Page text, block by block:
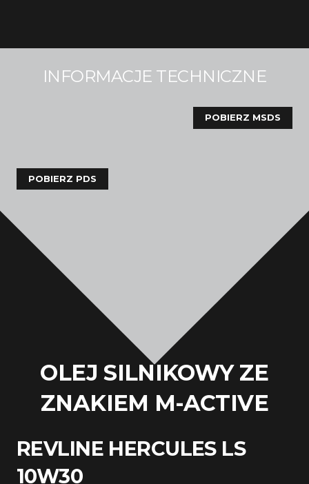
INFORMACJE TECHNICZNE
POBIERZ MSDS
POBIERZ PDS
OLEJ SILNIKOWY ZE
ZNAKIEM M-ACTIVE
REVLINE HERCULES LS
10W30